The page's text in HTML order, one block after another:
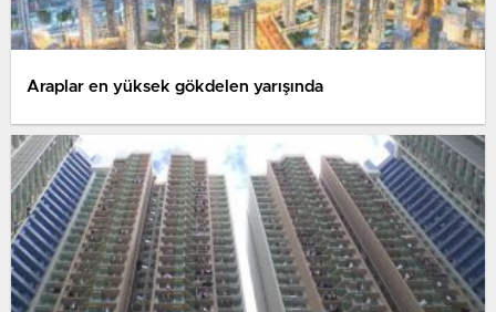
Araplar en yüksek gökdelen yarışında